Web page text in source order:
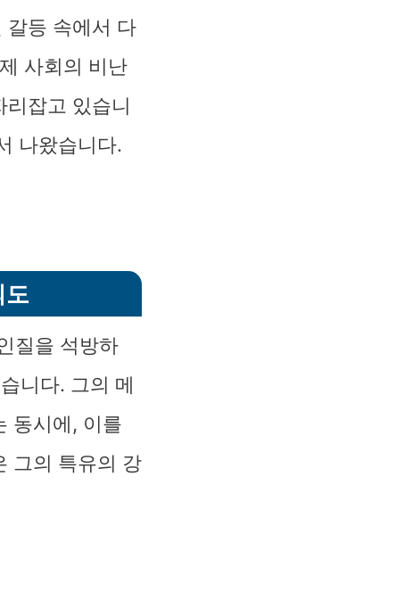
갈등 속에서 다
사회의 비난
잡고 있습니
나왔습니다.
도
질을 석방하
니다. 그의 메
동시에, 이를
그의 특유의 강